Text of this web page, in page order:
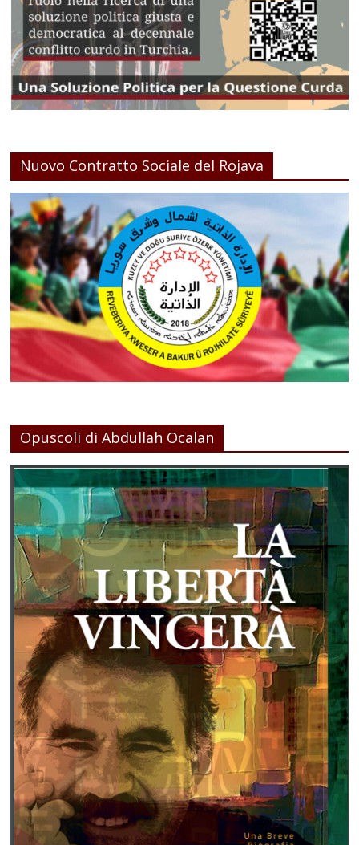
Nuovo Contratto Sociale del Rojava
Opuscoli di Abdullah Ocalan